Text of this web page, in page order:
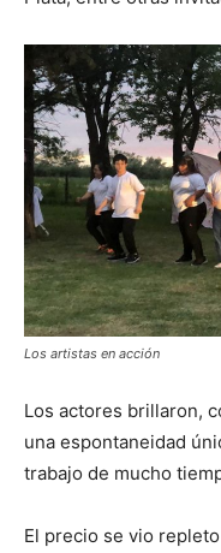
Los artistas en acción
Los actores brillaron,
una espontaneidad
trabajo de mucho
El precio se vio